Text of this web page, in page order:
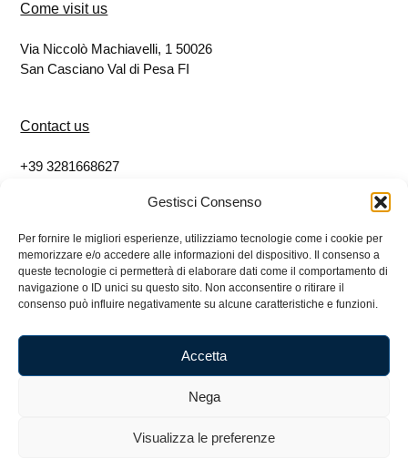
Gestisci Consenso
Per fornire le migliori esperienze, utilizziamo tecnologie come i cookie per
memorizzare e/o accedere alle informazioni del dispositivo. Il consenso a
queste tecnologie ci permetterà di elaborare dati come il comportamento di
navigazione o ID unici su questo sito. Non acconsentire o ritirare il
consenso può influire negativamente su alcune caratteristiche e funzioni.
Accetta
Nega
Visualizza le preferenze
Come visit us
Via Niccolò Machiavelli, 1 50026
San Casciano Val di Pesa FI
Contact us
+39 3281668627
Follow us
Facebook
Instagram
Etico Impresa Sociale SRL – 07080780484 – Via